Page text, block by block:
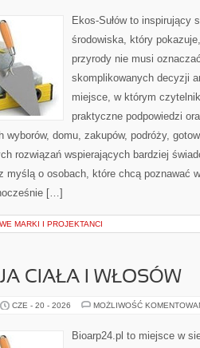
Ekos-Sułów to inspirujący
środowiska, który
przyrody nie musi
skomplikowanych decyzji
miejsce, w którym
praktyczne podpowiedzi
wyborów, domu, zakupów, podróży,
rozwiązań wspierających bardziej
myślą o osobach, które chcą poznawać
[…]
MARKI I PROJEKTANCI
CIAŁA I WŁOSÓW
CZE - 20 - 2026 MOŻLIWOŚĆ
Bioarp24.pl to miejsce w